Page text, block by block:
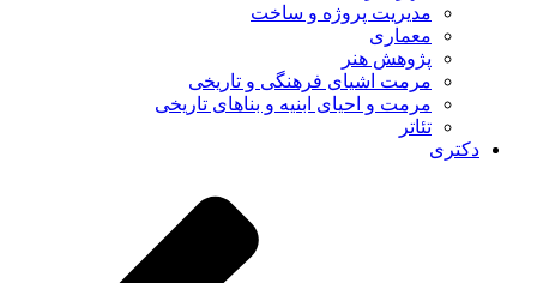
مدیریت پروژه و ساخت
معماری
پژوهش هنر
مرمت اشیای فرهنگی و تاریخی
مرمت و احیای ابنیه و بناهای تاریخی
تئاتر
دکتری